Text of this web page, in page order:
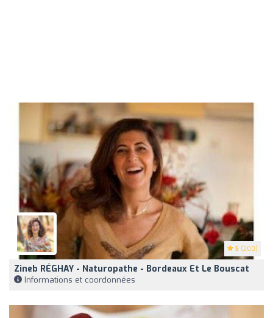
5 (200)
Zineb RÉGHAY - Naturopathe - Bordeaux Et Le Bouscat
Informations et coordonnées